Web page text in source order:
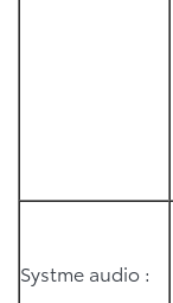
Systme audio :